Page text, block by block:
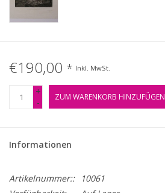
Varia & Rara
€190,00 * Inkl. MwSt.
+
-
ZUM WARENKORB HINZUFÜGEN
Informationen
Artikelnummer::
10061